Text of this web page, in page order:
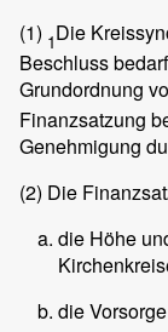
(1) 1Die
Beschluss
Grundordnung
Finanzsatzung
Genehmigung
(2) Die
die Höhe
die